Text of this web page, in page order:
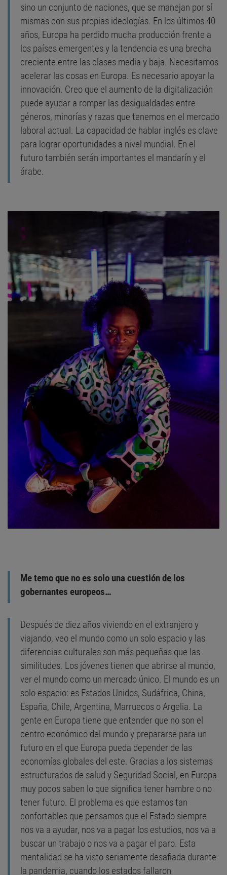
sino un conjunto de naciones, que se manejan por sí
mismas con sus propias ideologías. En los últimos 40
años, Europa ha perdido mucha producción frente a
los países emergentes y la tendencia es una brecha
creciente entre las clases media y baja. Necesitamos
acelerar las cosas en Europa. Es necesario apoyar la
innovación. Creo que el aumento de la digitalización
puede ayudar a romper las desigualdades entre
géneros, minorías y razas que tenemos en el mercado
laboral actual. La capacidad de hablar inglés es clave
para lograr oportunidades a nivel mundial. En el
futuro también serán importantes el mandarín y el
árabe.
Me temo que no es solo una cuestión de los
gobernantes europeos…
Después de diez años viviendo en el extranjero y
viajando, veo el mundo como un solo espacio y las
diferencias culturales son más pequeñas que las
similitudes. Los jóvenes tienen que abrirse al mundo,
ver el mundo como un mercado único. El mundo es un
solo espacio: es Estados Unidos, Sudáfrica, China,
España, Chile, Argentina, Marruecos o Argelia. La
gente en Europa tiene que entender que no son el
centro económico del mundo y prepararse para un
futuro en el que Europa pueda depender de las
economías globales del este. Gracias a los sistemas
estructurados de salud y Seguridad Social, en Europa
muy pocos saben lo que significa tener hambre o no
tener futuro. El problema es que estamos tan
confortables que pensamos que el Estado siempre
nos va a ayudar, nos va a pagar los estudios, nos va a
buscar un trabajo o nos va a pagar el paro. Esta
mentalidad se ha visto seriamente desafiada durante
la pandemia, cuando los estados fallaron